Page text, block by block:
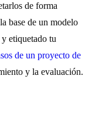
de forma
base de un modelo
etiquetado tu
de un proyecto de
y la evaluación.